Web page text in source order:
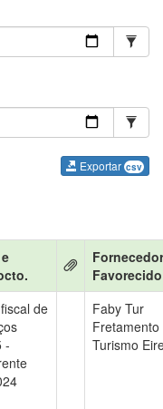
Exportar csv
Favorecido
de
-
Faby Tur
Fretamento
Turismo